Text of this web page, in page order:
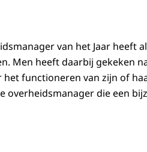
van het Jaar heeft
Men heeft daarbij gekeken
functioneren van zijn of
overheidsmanager die een